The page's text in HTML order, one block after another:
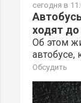
сегодня в
ходят
Об этом
автобусе,
Обсудить